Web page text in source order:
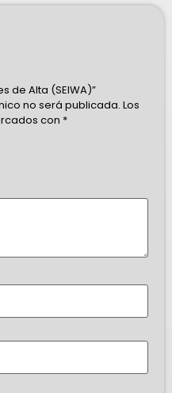
de Alta (SEIWA)”
no será publicada. Los
con *